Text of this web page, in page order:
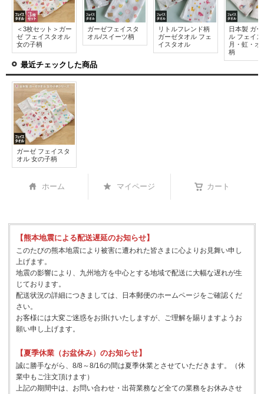
＜3枚セット＞ガー
ゼ フェイスタオル
女の子柄
ガーゼフェイスタ
オル/スイーツ柄
リトルフレンド柄
ガーゼタオル フェ
イスタオル
日本製 ガ
ル フェイ
月・虹・オ
柄
最近チェックした商品
ガーゼ フェイスタ
オル 女の子柄
ホーム マイページ カート
【熊本地震による配送遅延のお知らせ】
このたびの熊本地震により被害に遭われた皆さまに心よりお見舞い申し
上げます。
地震の影響により、九州地方を中心とする地域で配送に大幅な遅れが生
じております。
配送状況の詳細につきましては、日本郵便のホームページをご確認くだ
さい。
お客様には大変ご迷惑をお掛けいたしますが、ご理解を賜りますようお
願い申し上げます。
【夏季休業（お盆休み）のお知らせ】
誠に勝手ながら、8/8～8/16の間は夏季休業とさせていただきます。（休
業中もご注文頂けます）
上記の期間中は、お問い合わせ・出荷業務など全ての業務をお休みさせ